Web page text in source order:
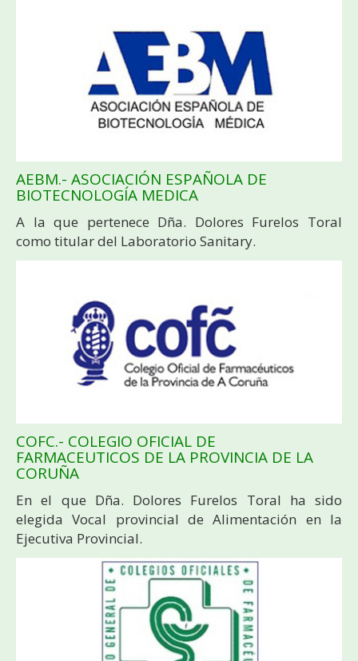
AEBM.- ASOCIACIÓN ESPAÑOLA DE
BIOTECNOLOGÍA MEDICA
A la que pertenece Dña. Dolores Furelos Toral
como titular del Laboratorio Sanitary.
COFC.- COLEGIO OFICIAL DE
FARMACEUTICOS DE LA PROVINCIA DE LA
CORUÑA
En el que Dña. Dolores Furelos Toral ha sido
elegida Vocal provincial de Alimentación en la
Ejecutiva Provincial.